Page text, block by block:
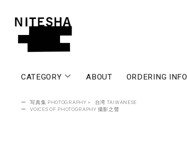
CATEGORY ABOUT ORDERING INFO
ー 写真集 PHOTOGRAPHY >
台湾 TAIWANESE
ー
VOICES OF PHOTOGRAPHY 撮影之聲